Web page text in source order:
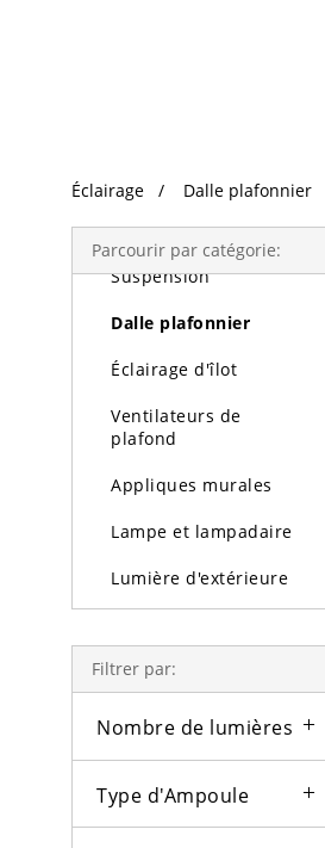
Éclairage Dalle plafonnier
Parcourir par catégorie:
Éclairage
Lustres
Suspension
Dalle plafonnier
Éclairage d'îlot
Ventilateurs de
plafond
Appliques murales
Lampe et lampadaire
Lumière d'extérieure
Filtrer par:
Nombre de lumières
Type d'Ampoule